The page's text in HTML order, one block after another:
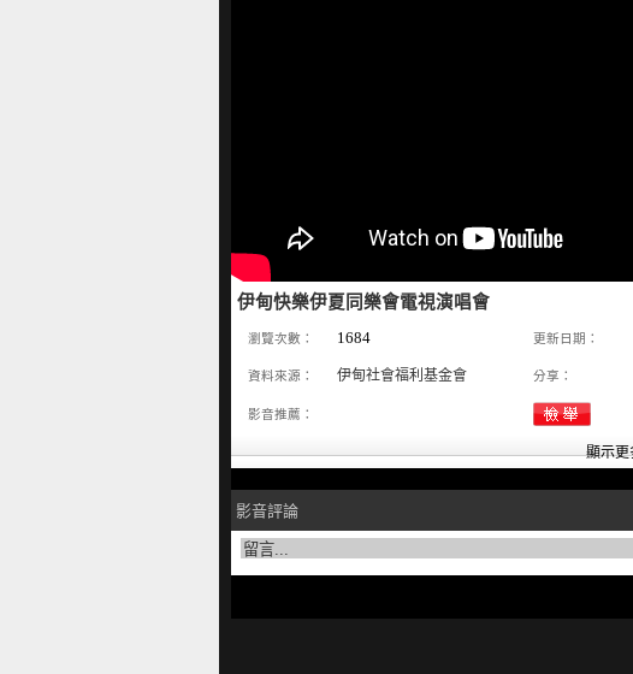
伊甸快樂伊夏同樂會電視演唱會
瀏覽次數： 1684 更新日期：
資料來源： 伊甸社會福利基金會 分享：
影音推薦：
影音評論